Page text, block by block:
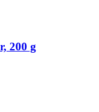
200 g